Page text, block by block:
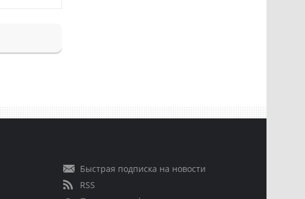
Быстрая подписка на новости
RSS